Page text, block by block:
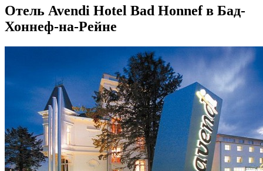
Отель Avendi Hotel Bad Honnef в Бад-
Хоннеф-на-Рейне